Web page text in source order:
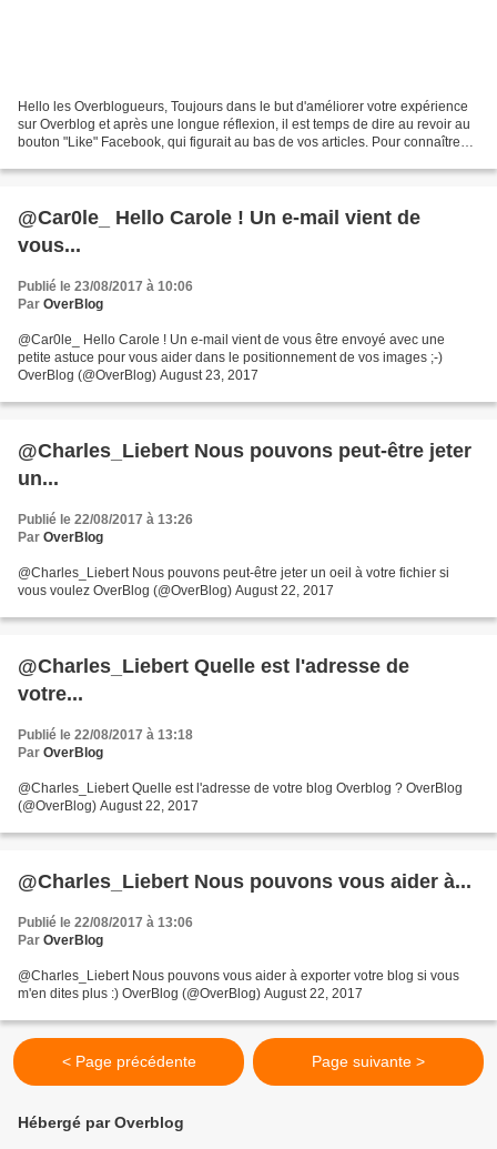
Hello les Overblogueurs, Toujours dans le but d'améliorer votre expérience
sur Overblog et après une longue réflexion, il est temps de dire au revoir au
bouton "Like" Facebook, qui figurait au bas de vos articles. Pour connaître
@Car0le_ Hello Carole ! Un e-mail vient de
vous...
Publié le 23/08/2017 à 10:06
Par OverBlog
@Car0le_ Hello Carole ! Un e-mail vient de vous être envoyé avec une
petite astuce pour vous aider dans le positionnement de vos images ;-)
OverBlog (@OverBlog) August 23, 2017
@Charles_Liebert Nous pouvons peut-être jeter
un...
Publié le 22/08/2017 à 13:26
Par OverBlog
@Charles_Liebert Nous pouvons peut-être jeter un oeil à votre fichier si
vous voulez OverBlog (@OverBlog) August 22, 2017
@Charles_Liebert Quelle est l'adresse de
votre...
Publié le 22/08/2017 à 13:18
Par OverBlog
@Charles_Liebert Quelle est l'adresse de votre blog Overblog ? OverBlog
(@OverBlog) August 22, 2017
@Charles_Liebert Nous pouvons vous aider à...
Publié le 22/08/2017 à 13:06
Par OverBlog
@Charles_Liebert Nous pouvons vous aider à exporter votre blog si vous
m'en dites plus :) OverBlog (@OverBlog) August 22, 2017
< Page précédente Page suivante >
Hébergé par Overblog